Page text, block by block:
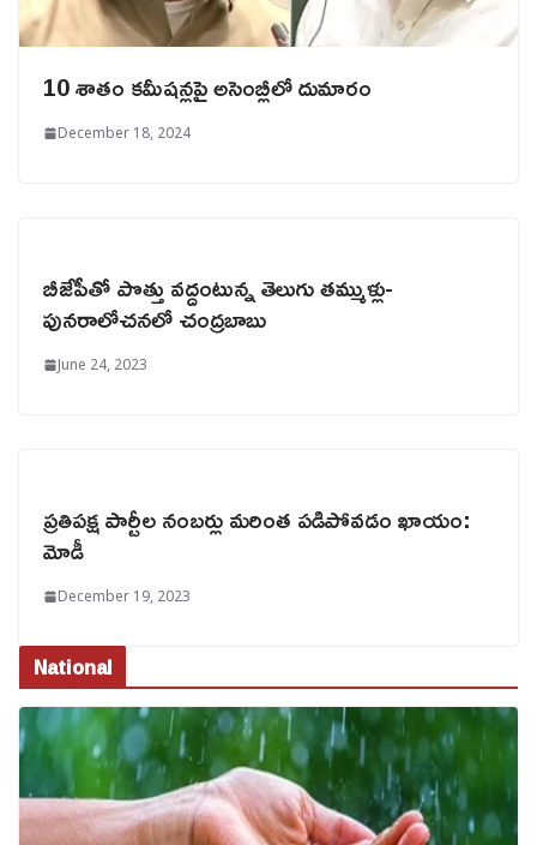
10 శాతం కమీషన్లపై అసెంబ్లీలో దుమారం
December 18, 2024
బీజేపీతో పొత్తు వద్దంటున్న తెలుగు తమ్ముళ్లు-
పునరాలోచనలో చంద్రబాబు
June 24, 2023
ప్రతిపక్ష పార్టీల నంబర్లు మరింత పడిపోవడం ఖాయం:
మోడీ
December 19, 2023
National